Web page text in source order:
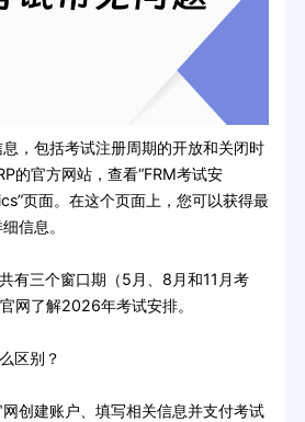
包括考试注册周期的开放和关闭时
的官方网站，查看“FRM考试安
页面。在这个页面上，您可以获得最
信息。
三个窗口期（5月、8月和11月考
网了解2026年考试安排。
区别？
建账户、填写相关信息并支付考试